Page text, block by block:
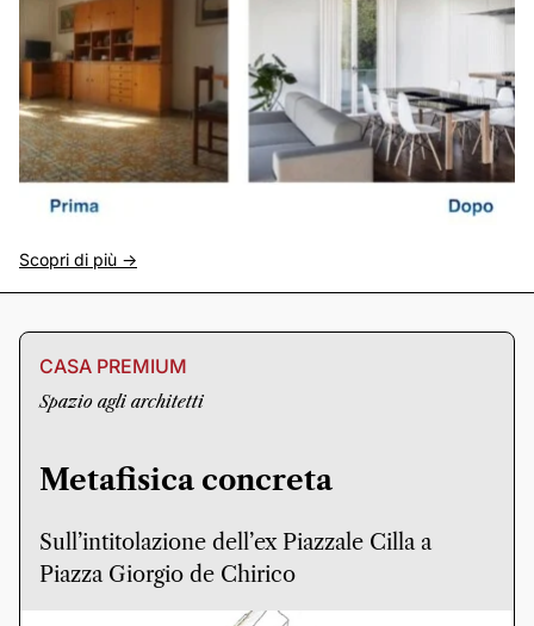
Scopri di più ->
CASA PREMIUM
Spazio agli architetti
Metafisica concreta
Sull’intitolazione dell’ex Piazzale Cilla a
Piazza Giorgio de Chirico